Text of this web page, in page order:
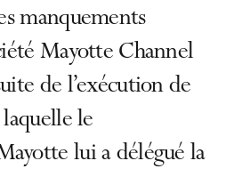
manquements
Mayotte Channel
de l’exécution de
le
lui a délégué la